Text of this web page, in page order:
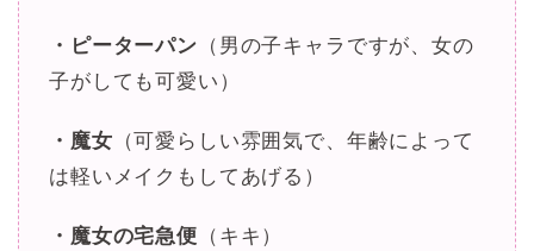
・ピーターパン （男の子キャラですが、女の
子がしても可愛い）
・魔女 （可愛らしい雰囲気で、年齢によって
は軽いメイクもしてあげる）
・魔女の宅急便 （キキ）